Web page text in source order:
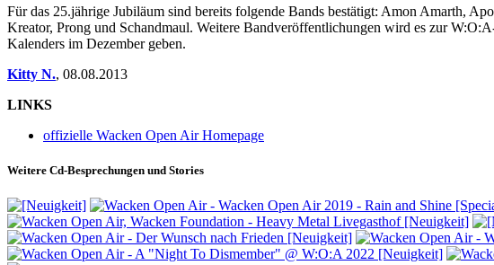
Für das 25.jährige Jubiläum sind bereits folgende Bands bestätigt: Amon Amarth,
Kreator, Prong und Schandmaul. Weitere Bandveröffentlichungen wird es zur
Kalenders im Dezember geben.
Kitty N., 08.08.2013
LINKS
offizielle Wacken Open Air Homepage
Weitere Cd-Besprechungen und Stories